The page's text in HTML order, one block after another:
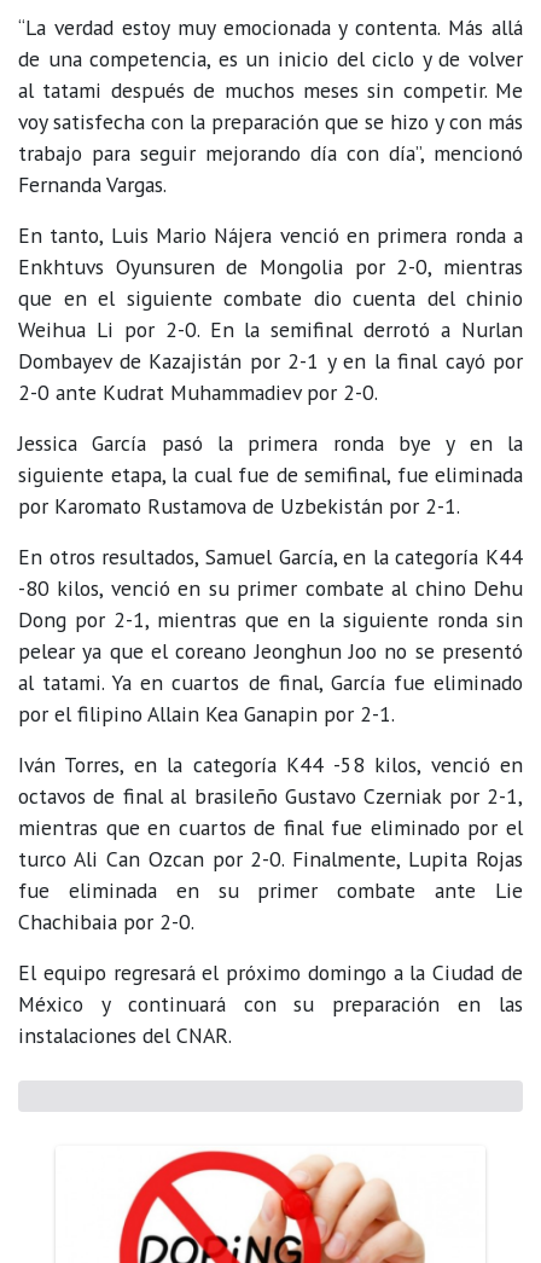
“La verdad estoy muy emocionada y contenta. Más allá
de una competencia, es un inicio del ciclo y de volver
al tatami después de muchos meses sin competir. Me
voy satisfecha con la preparación que se hizo y con más
trabajo para seguir mejorando día con día”, mencionó
Fernanda Vargas.
En tanto, Luis Mario Nájera venció en primera ronda a
Enkhtuvs Oyunsuren de Mongolia por 2-0, mientras
que en el siguiente combate dio cuenta del chinio
Weihua Li por 2-0. En la semifinal derrotó a Nurlan
Dombayev de Kazajistán por 2-1 y en la final cayó por
2-0 ante Kudrat Muhammadiev por 2-0.
Jessica García pasó la primera ronda bye y en la
siguiente etapa, la cual fue de semifinal, fue eliminada
por Karomato Rustamova de Uzbekistán por 2-1.
En otros resultados, Samuel García, en la categoría K44
-80 kilos, venció en su primer combate al chino Dehu
Dong por 2-1, mientras que en la siguiente ronda sin
pelear ya que el coreano Jeonghun Joo no se presentó
al tatami. Ya en cuartos de final, García fue eliminado
por el filipino Allain Kea Ganapin por 2-1.
Iván Torres, en la categoría K44 -58 kilos, venció en
octavos de final al brasileño Gustavo Czerniak por 2-1,
mientras que en cuartos de final fue eliminado por el
turco Ali Can Ozcan por 2-0. Finalmente, Lupita Rojas
fue eliminada en su primer combate ante Lie
Chachibaia por 2-0.
El equipo regresará el próximo domingo a la Ciudad de
México y continuará con su preparación en las
instalaciones del CNAR.